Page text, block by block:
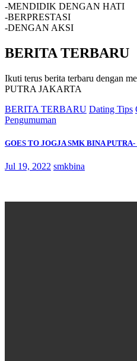
-MENDIDIK DENGAN HATI
-BERPRESTASI
-DENGAN AKSI
BERITA TERBARU
Ikuti terus berita terbaru dengan
PUTRA JAKARTA
BERITA TERBARU Dating Tips
Pengumuman
GOES TO JOGJA SMK BINA PUTRA-
Jul 19, 2022 smkbina